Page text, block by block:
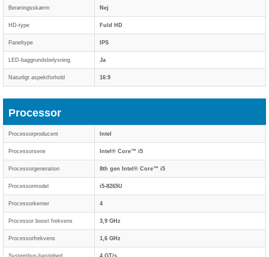
Berøringsskærm Nej
HD-type Fuld HD
Paneltype IPS
LED-baggrundsbelysning Ja
Naturligt aspektforhold 16:9
Processor
Processorproducent Intel
Processorserie Intel® Core™ i5
Processorgeneration 8th gen Intel® Core™ i5
Processormodel i5-8265U
Processorkerner 4
Processor boost frekvens 3,9 GHz
Processorfrekvens 1,6 GHz